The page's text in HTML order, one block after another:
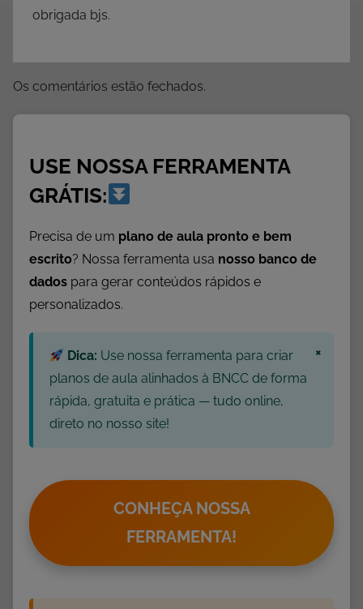
P
i
a
obrigada bjs.
Os comentários estão fechados.
USE NOSSA FERRAMENTA
GRÁTIS:
Precisa de um plano de aula pronto e bem
escrito? Nossa ferramenta usa nosso banco de
dados para gerar conteúdos rápidos e
personalizados.
Dica: Use nossa ferramenta para criar
planos de aula alinhados à BNCC de forma
rápida, gratuita e prática — tudo online,
direto no nosso site!
×
CONHEÇA NOSSA
FERRAMENTA!